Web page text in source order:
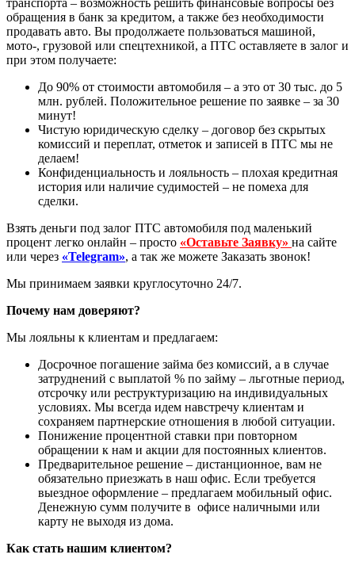
обращения в банк за кредитом, а также без необходимости
продавать авто. Вы продолжаете пользоваться машиной,
мото-, грузовой или спецтехникой, а ПТС оставляете в залог и
при этом получаете:
До 90% от стоимости автомобиля – а это от 30 тыс. до 5
млн. рублей. Положительное решение по заявке – за 30
минут!
Чистую юридическую сделку – договор без скрытых
комиссий и переплат, отметок и записей в ПТС мы не
делаем!
Конфиденциальность и лояльность – плохая кредитная
история или наличие судимостей – не помеха для
сделки.
Взять деньги под залог ПТС автомобиля под маленький
процент легко онлайн – просто «Оставьте Заявку» на сайте
или через «Telegram», а так же можете Заказать звонок!
Мы принимаем заявки круглосуточно 24/7.
Почему нам доверяют?
Мы лояльны к клиентам и предлагаем:
Досрочное погашение займа без комиссий, а в случае
затруднений с выплатой % по займу – льготные период,
отсрочку или реструктуризацию на индивидуальных
условиях. Мы всегда идем навстречу клиентам и
сохраняем партнерские отношения в любой ситуации.
Понижение процентной ставки при повторном
обращении к нам и акции для постоянных клиентов.
Предварительное решение – дистанционное, вам не
обязательно приезжать в наш офис. Если требуется
выездное оформление – предлагаем мобильный офис.
Денежную сумм получите в офисе наличными или
карту не выходя из дома.
Как стать нашим клиентом?